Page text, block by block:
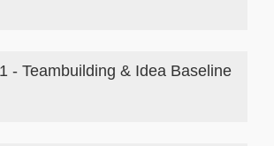
- Teambuilding & Idea Baseline